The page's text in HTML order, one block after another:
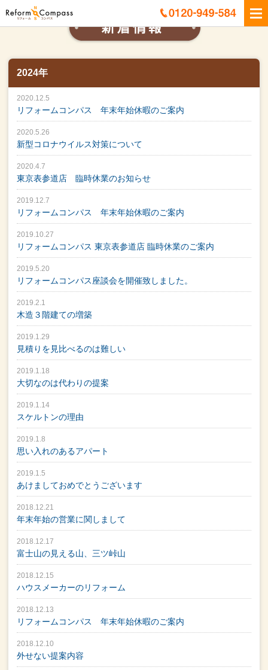
2024年
2020.12.5
リフォームコンパス 年末年始休暇のご案内
2020.5.26
新型コロナウイルス対策について
2020.4.7
東京表参道店 臨時休業のお知らせ
2019.12.7
リフォームコンパス 年末年始休暇のご案内
2019.10.27
リフォームコンパス 東京表参道店 臨時休業のご案内
2019.5.20
リフォームコンパス座談会を開催致しました。
2019.2.1
木造３階建ての増築
2019.1.29
見積りを見比べるのは難しい
2019.1.18
大切なのは代わりの提案
2019.1.14
スケルトンの理由
2019.1.8
思い入れのあるアパート
2019.1.5
あけましておめでとうございます
2018.12.21
年末年始の営業に関しまして
2018.12.17
富士山の見える山、三ツ峠山
2018.12.15
ハウスメーカーのリフォーム
2018.12.13
リフォームコンパス 年末年始休暇のご案内
2018.12.10
外せない提案内容